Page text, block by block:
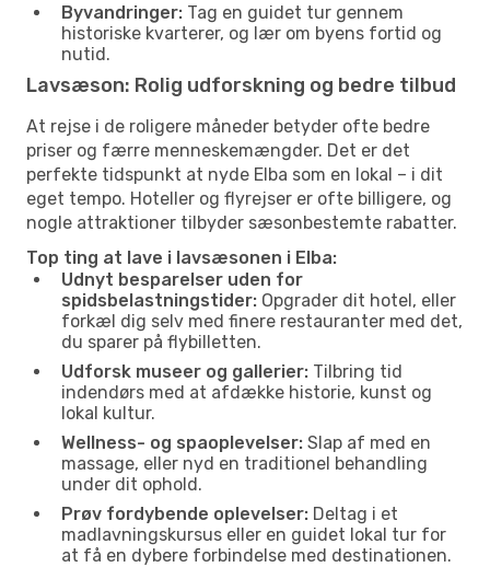
Byvandringer: Tag en guidet tur gennem
historiske kvarterer, og lær om byens fortid og
nutid.
Lavsæson: Rolig udforskning og bedre tilbud
At rejse i de roligere måneder betyder ofte bedre
priser og færre menneskemængder. Det er det
perfekte tidspunkt at nyde Elba som en lokal – i dit
eget tempo. Hoteller og flyrejser er ofte billigere, og
nogle attraktioner tilbyder sæsonbestemte rabatter.
Top ting at lave i lavsæsonen i Elba:
Udnyt besparelser uden for
spidsbelastningstider: Opgrader dit hotel, eller
forkæl dig selv med finere restauranter med det,
du sparer på flybilletten.
Udforsk museer og gallerier: Tilbring tid
indendørs med at afdække historie, kunst og
lokal kultur.
Wellness- og spaoplevelser: Slap af med en
massage, eller nyd en traditionel behandling
under dit ophold.
Prøv fordybende oplevelser: Deltag i et
madlavningskursus eller en guidet lokal tur for
at få en dybere forbindelse med destinationen.